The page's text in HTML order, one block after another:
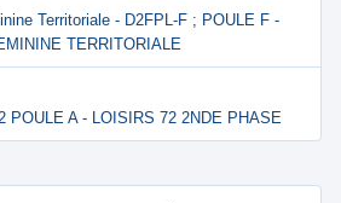
Territoriale - D2FPL-F ; POULE F -
TERRITORIALE
POULE A - LOISIRS 72 2NDE PHASE